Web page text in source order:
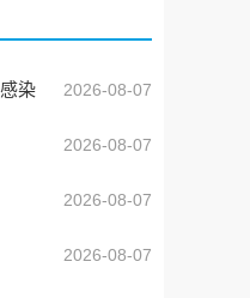
染
2026-08-07
2026-08-07
2026-08-07
2026-08-07